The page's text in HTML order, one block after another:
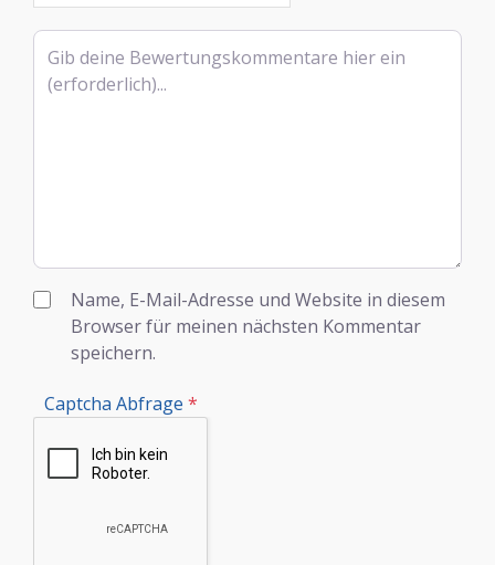
Rezensionstext
Name, E-Mail-Adresse und Website in diesem
Browser für meinen nächsten Kommentar
speichern.
Captcha Abfrage *